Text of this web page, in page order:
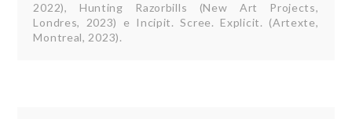
2022), Hunting Razorbills (New Art Projects,
Londres, 2023) e Incipit. Scree. Explicit. (Artexte,
Montreal, 2023).